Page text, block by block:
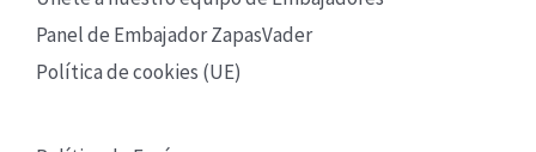
Panel de Embajador ZapasVader
Política de cookies (UE)